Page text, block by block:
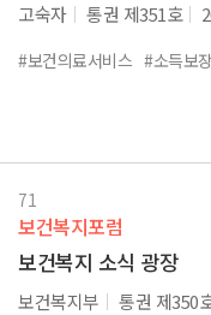
고숙자 통권 제351호
#보건의료서비스 #소득보
71
보건복지포럼
보건복지 소식 광장
보건복지부 통권 제350